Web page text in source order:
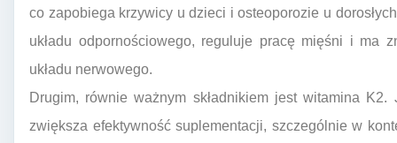
co zapobiega krzywicy u dzieci i osteoporozie u
układu odpornościowego, reguluje pracę mięśni i ma
układu nerwowego.
Drugim, równie ważnym składnikiem jest witamina
zwiększa efektywność suplementacji, szczególnie w